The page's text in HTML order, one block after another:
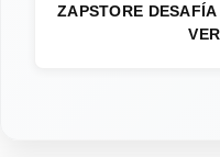
ZAPSTORE